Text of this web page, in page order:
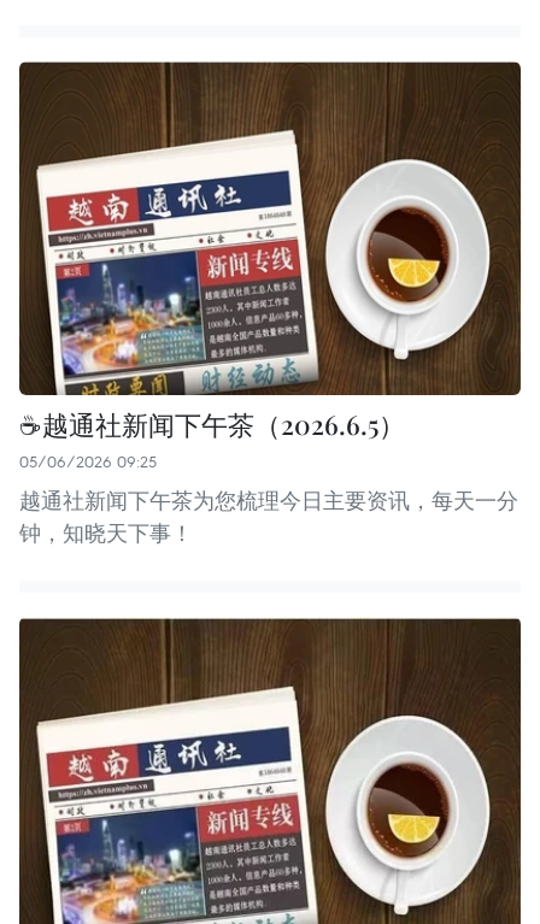
☕️越通社新闻下午茶（2026.6.5）
05/06/2026 09:25
越通社新闻下午茶为您梳理今日主要资讯，每天一分
钟，知晓天下事！